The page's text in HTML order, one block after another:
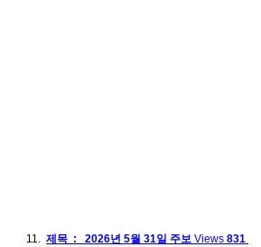
제목 : 2026년 5월 31일 주보 Views 831